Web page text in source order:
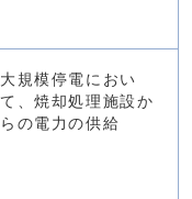
大規模停電におい
て、焼却処理施設か
らの電力の供給